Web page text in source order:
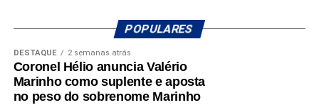
para a população do Rio Grande do Norte.
Entre as iniciativas apresentadas, o deputado ressaltou a
legislação que fortaleceu a carcinicultura potiguar,
contribuindo para a geração de cerca de três mil novos
empregos no estado. Também destacou leis voltadas à
POPULARES
DESTAQUE 2 semanas atrás
Coronel Hélio anuncia Valério
Marinho como suplente e aposta
no peso do sobrenome Marinho